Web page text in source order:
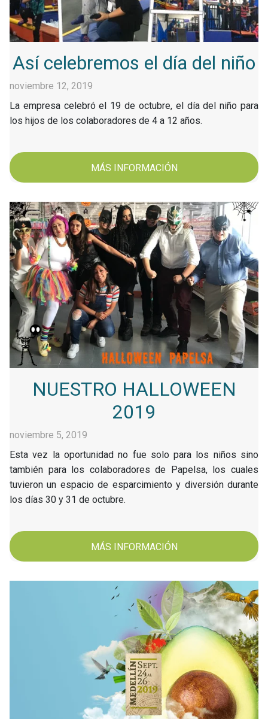
Así celebremos el día del niño
noviembre 12, 2019
La empresa celebró el 19 de octubre, el día del niño para
los hijos de los colaboradores de 4 a 12 años.
MÁS INFORMACIÓN
NUESTRO HALLOWEEN
2019
noviembre 5, 2019
Esta vez la oportunidad no fue solo para los niños sino
también para los colaboradores de Papelsa, los cuales
tuvieron un espacio de esparcimiento y diversión durante
los días 30 y 31 de octubre.
MÁS INFORMACIÓN